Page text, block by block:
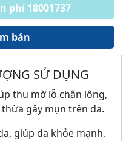
phí 18001737
bán
SỬ DỤNG
thu mờ lỗ chân lông,
gây mụn trên da.
giúp da khỏe mạnh,